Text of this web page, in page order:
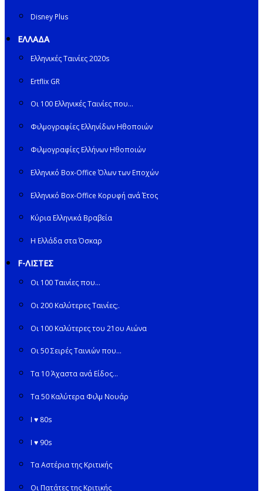
Disney Plus
ΕΛΛΑΔΑ
Ελληνικές Ταινίες 2020s
Ertflix GR
Οι 100 Ελληνικές Ταινίες που…
Φιλμογραφίες Ελληνίδων Ηθοποιών
Φιλμογραφίες Ελλήνων Ηθοποιών
Ελληνικό Box-Office Όλων των Εποχών
Ελληνικό Box-Office Κορυφή ανά Έτος
Κύρια Ελληνικά Βραβεία
Η Ελλάδα στα Όσκαρ
F-ΛΙΣΤΕΣ
Οι 100 Ταινίες που…
Οι 200 Καλύτερες Ταινίες;.
Οι 100 Καλύτερες του 21ου Αιώνα
Οι 50 Σειρές Ταινιών που…
Τα 10 Άχαστα ανά Είδος…
Τα 50 Καλύτερα Φιλμ Νουάρ
I ♥ 80s
I ♥ 90s
Τα Αστέρια της Κριτικής
Οι Πατάτες της Κριτικής